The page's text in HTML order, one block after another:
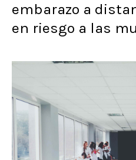
embarazo a
en riesgo a las